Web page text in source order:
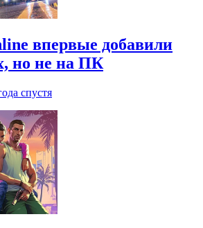
впервые добавили
но не на ПК
спустя